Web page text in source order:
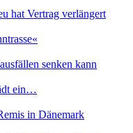
hat Vertrag verlängert
senken kann
ein…
in Dänemark